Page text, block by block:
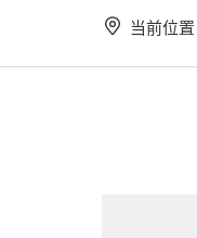
当前位